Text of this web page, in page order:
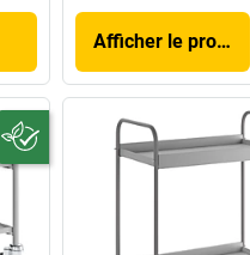
Afficher le produit